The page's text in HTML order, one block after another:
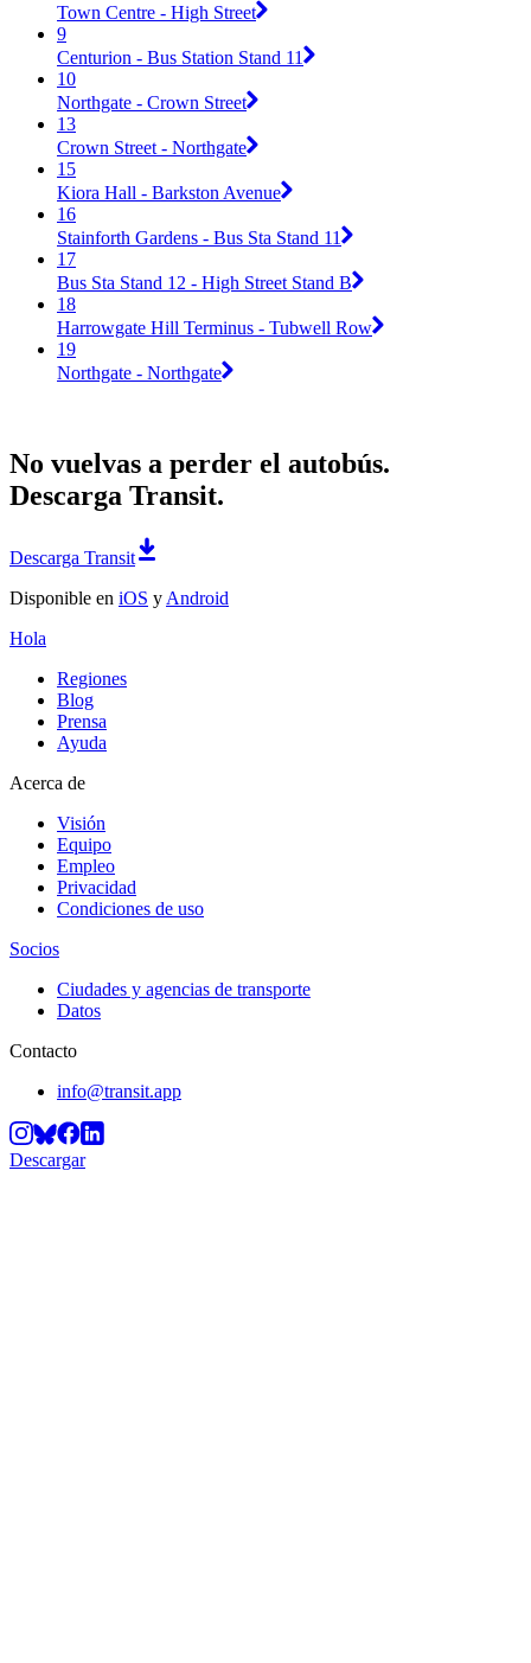
Town Centre - High Street
9
Centurion - Bus Station Stand 11
10
Northgate - Crown Street
13
Crown Street - Northgate
15
Kiora Hall - Barkston Avenue
16
Stainforth Gardens - Bus Sta Stand 11
17
Bus Sta Stand 12 - High Street Stand B
18
Harrowgate Hill Terminus - Tubwell Row
19
Northgate - Northgate
No vuelvas a perder el autobús.
Descarga Transit.
Descarga Transit
Disponible en iOS y Android
Hola
Regiones
Blog
Prensa
Ayuda
Acerca de
Visión
Equipo
Empleo
Privacidad
Condiciones de uso
Socios
Ciudades y agencias de transporte
Datos
Contacto
info@transit.app
Descargar